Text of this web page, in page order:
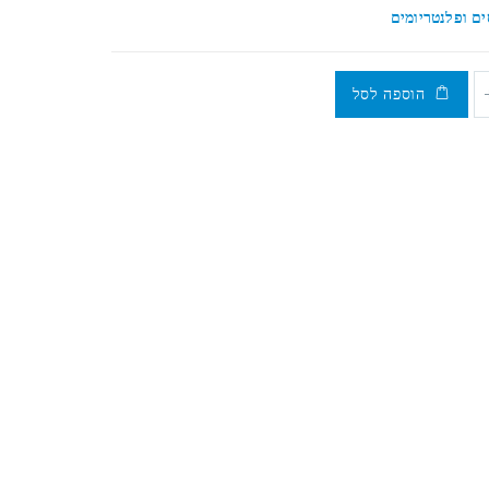
ופלנטריומים
הוספה לסל